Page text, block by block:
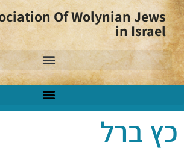
Of Wolynian Jews
in Israel
כץ ברל